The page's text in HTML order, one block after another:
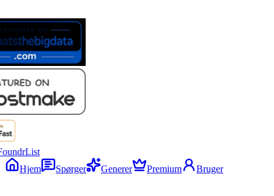
Hjem Spørger Generer Premium Bruger